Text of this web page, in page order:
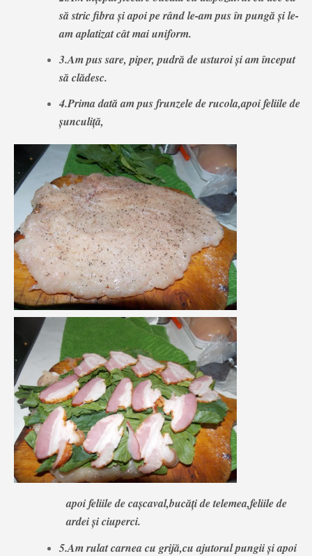
să stric fibra și apoi pe rând le-am pus în pungă și le-
am aplatizat cât mai uniform.
3.Am pus sare, piper, pudră de usturoi și am început
să clădesc.
4.Prima dată am pus frunzele de rucola,apoi feliile de
șunculiță,
apoi feliile de cașcaval,bucăți de telemea,feliile de
ardei și ciuperci.
5.Am rulat carnea cu grijă,cu ajutorul pungii și apoi